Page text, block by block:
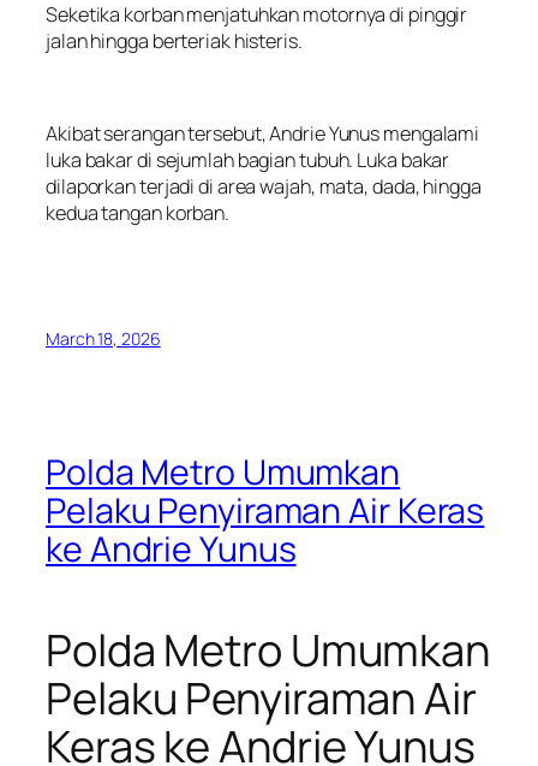
Seketika korban menjatuhkan motornya di pinggir
jalan hingga berteriak histeris.
Akibat serangan tersebut, Andrie Yunus mengalami
luka bakar di sejumlah bagian tubuh. Luka bakar
dilaporkan terjadi di area wajah, mata, dada, hingga
kedua tangan korban.
March 18, 2026
Polda Metro Umumkan
Pelaku Penyiraman Air Keras
ke Andrie Yunus
Polda Metro Umumkan
Pelaku Penyiraman Air
Keras ke Andrie Yunus